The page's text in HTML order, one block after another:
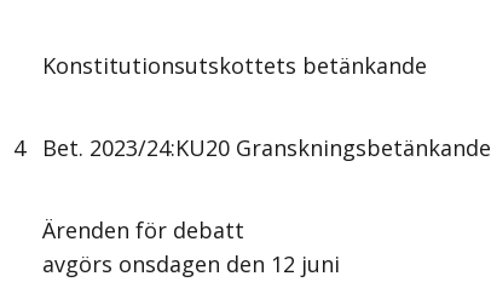
Konstitutionsutskottets betänkande
4 Bet. 2023/24:KU20 Granskningsbetänkande
Ärenden för debatt
avgörs onsdagen den 12 juni